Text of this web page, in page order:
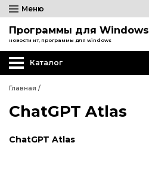
Меню
Программы для Windows
новости ит, программы для windows
Каталог
Главная /
ChatGPT Atlas
ChatGPT Atlas